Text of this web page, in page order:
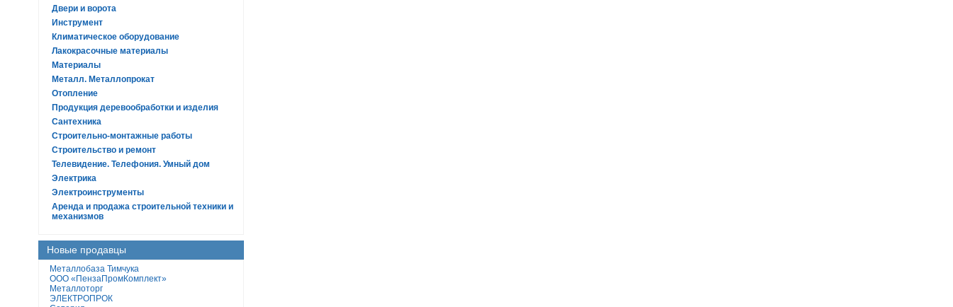
Двери и ворота
Инструмент
Климатическое оборудование
Лакокрасочные материалы
Материалы
Металл. Металлопрокат
Отопление
Продукция деревообработки и изделия
Сантехника
Строительно-монтажные работы
Строительство и ремонт
Телевидение. Телефония. Умный дом
Электрика
Электроинструменты
Аренда и продажа строительной техники и
механизмов
Новые продавцы
Металлобаза Тимчука
ООО «ПензаПромКомплект»
Металлоторг
ЭЛЕКТРОПРОК